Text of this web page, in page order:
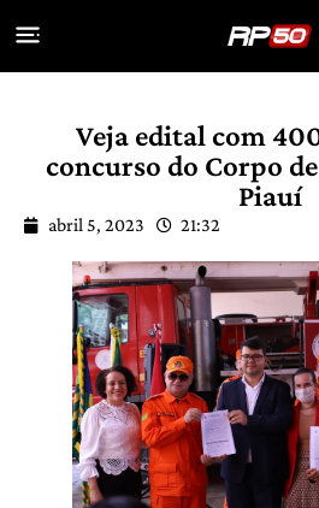
Veja edital com
concurso do Corpo
Piauí
abril 5, 2023 21:32